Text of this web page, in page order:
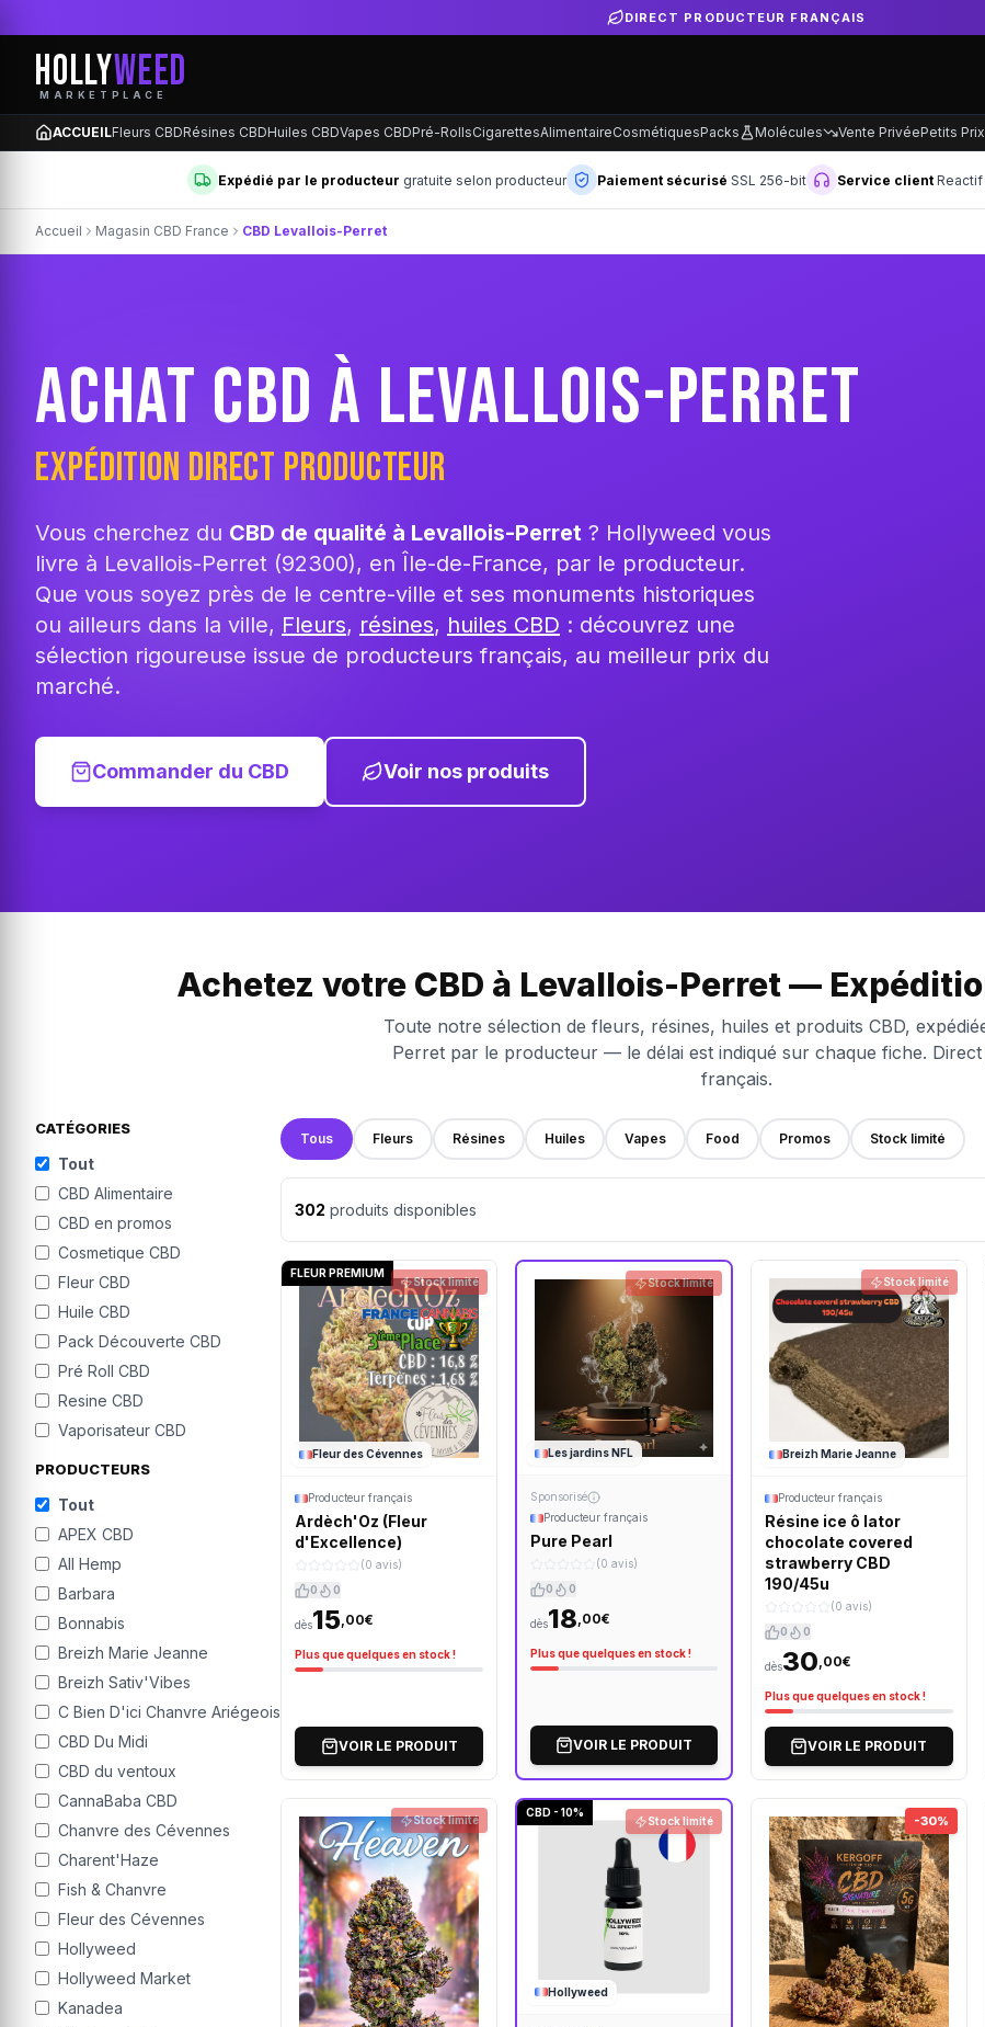
LIVRAISON GRATUITE SELON PRODUCTEUR
HOLLYWEED
MARKETPLACE
ACCUEILFleurs CBDRésines CBDHuiles CBDVapes CBDPré-RollsCigarettesAlimentaireCosmétiquesPacks Molécules Vente PrivéePetits Prix
Expédié par le producteur gratuite selon producteur Paiement sécurisé SSL 256-bit Service client
Accueil Magasin CBD France CBD Levallois-Perret
ACHAT CBD À LEVALLOIS-PERRET
EXPÉDITION DIRECT PRODUCTEUR
Vous cherchez du CBD de qualité à Levallois-Perret ? Hollyweed vous
livre à Levallois-Perret (92300), en Île-de-France, par le producteur.
Que vous soyez près de le centre-ville et ses monuments historiques
ou ailleurs dans la ville, Fleurs, résines, huiles CBD : découvrez une
sélection rigoureuse issue de producteurs français, au meilleur prix du
marché.
Commander du CBD Voir nos produits
Achetez votre CBD à Levallois-Perret —
Toute notre sélection de fleurs, résines, huiles et produits CBD,
Perret par le producteur — le délai est indiqué sur chaque fiche.
français.
CATÉGORIES
Tout
CBD Alimentaire
CBD en promos
Cosmetique CBD
Fleur CBD
Huile CBD
Pack Découverte CBD
Pré Roll CBD
Resine CBD
Vaporisateur CBD
PRODUCTEURS
Tout
APEX CBD
All Hemp
Barbara
Bonnabis
Breizh Marie Jeanne
Breizh Sativ'Vibes
C Bien D'ici Chanvre Ariégeois
CBD Du Midi
CBD du ventoux
CannaBaba CBD
Chanvre des Cévennes
Charent'Haze
Fish & Chanvre
Fleur des Cévennes
Hollyweed
Hollyweed Market
Kanadea
Tous Fleurs Résines Huiles Vapes Food Promos Stock limité
302 produits disponibles
Stock limité
FLEUR PREMIUM
Fleur des Cévennes
Producteur français
Ardèch'Oz (Fleur
d'Excellence)
(0 avis)
0
0
dès15,00€
Plus que quelques en stock !
VOIR LE PRODUIT
Stock limité
Les jardins NFL
Sponsorisé
Producteur français
Pure Pearl
(0 avis)
0
0
dès18,00€
Plus que quelques en stock !
VOIR LE PRODUIT
Stock limité
Breizh Marie Jeanne
Producteur français
Résine ice ô lator
chocolate covered
strawberry CBD
190/45u
(0 avis)
0
0
dès30,00€
Plus que quelques en stock !
VOIR LE PRODUIT
Stock limité Stock limité
CBD - 10%
Hollyweed
-30%